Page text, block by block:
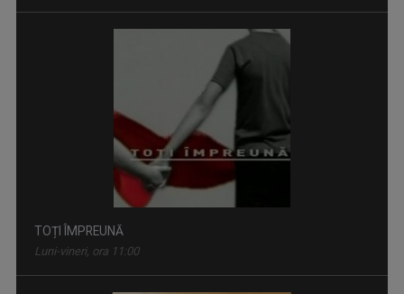
TOȚI ÎMPREUNĂ
Luni-vineri, ora 11:00